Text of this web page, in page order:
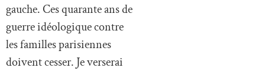
gauche. Ces quarante ans de
guerre idéologique contre
les familles parisiennes
doivent cesser. Je verserai